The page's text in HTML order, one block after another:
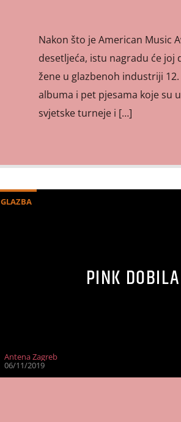
Nakon što je American Music
desetljeća, istu nagradu će
žene u glazbenoh industriji
albuma i pet pjesama koje su
svjetske turneje i […]
GLAZBA
PINK
Antena Zagreb
06/11/2019